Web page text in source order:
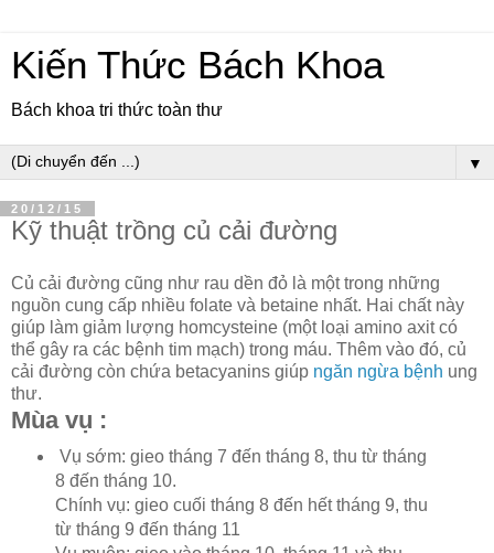
Kiến Thức Bách Khoa
Bách khoa tri thức toàn thư
▼
20/12/15
Kỹ thuật trồng củ cải đường
Củ cải đường cũng như rau dền đỏ là một trong những
nguồn cung cấp nhiều folate và betaine nhất. Hai chất này
giúp làm giảm lượng homcysteine (một loại amino axit có
thể gây ra các bệnh tim mạch) trong máu. Thêm vào đó, củ
cải đường còn chứa betacyanins giúp ngăn ngừa bệnh ung
thư.
Mùa vụ :
Vụ sớm: gieo tháng 7 đến tháng 8, thu từ tháng
8 đến tháng 10.
Chính vụ: gieo cuối tháng 8 đến hết tháng 9, thu
từ tháng 9 đến tháng 11